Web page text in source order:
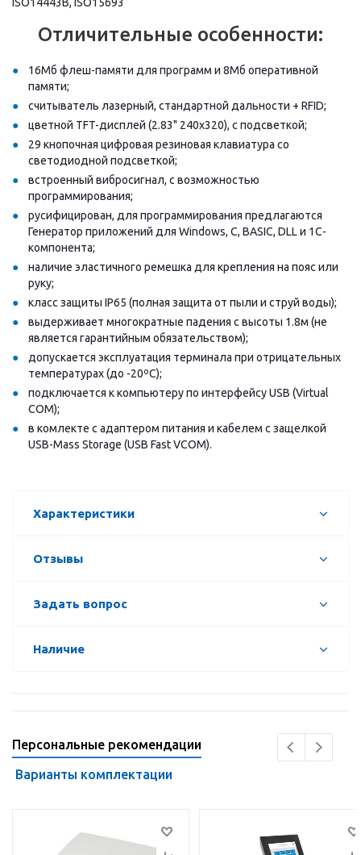
Отличительные особенности:
16Мб флеш-памяти для программ и 8Мб оперативной
памяти;
считыватель лазерный, стандартной дальности + RFID;
цветной TFT-дисплей (2.83" 240х320), с подсветкой;
29 кнопочная цифровая резиновая клавиатура со
светодиодной подсветкой;
встроенный вибросигнал, с возможностью
программирования;
русифицирован, для программирования предлагаются
Генератор приложений для Windows, C, BASIC, DLL и 1C-
компонента;
наличие эластичного ремешка для крепления на пояс или
руку;
класс защиты IP65 (полная защита от пыли и струй воды);
выдерживает многократные падения с высоты 1.8м (не
является гарантийным обязательством);
допускается эксплуатация терминала при отрицательных
температурах (до -20ºC);
подключается к компьютеру по интерфейсу USB (Virtual
COM);
в комлекте с адаптером питания и кабелем с защелкой
USB-Mass Storage (USB Fast VCOM).
Характеристики
Отзывы
Задать вопрос
Наличие
Персональные рекомендации
Варианты комплектации